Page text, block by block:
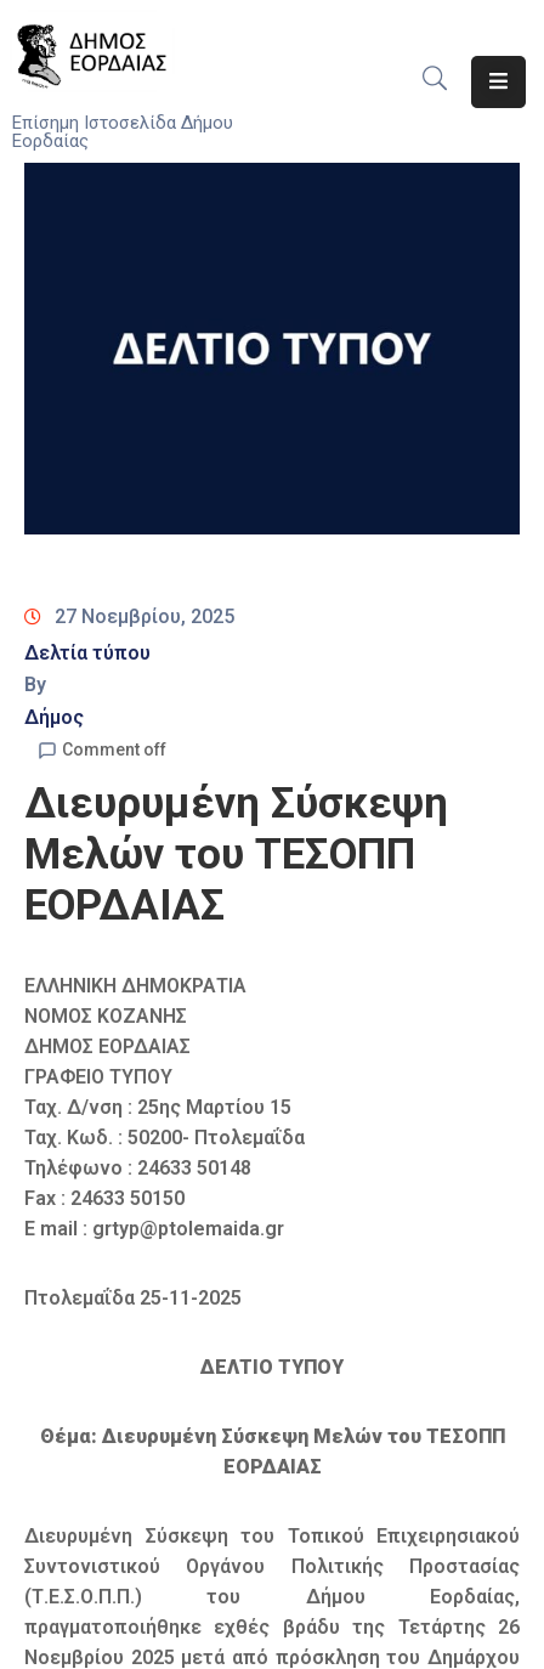
Επίσημη Ιστοσελίδα Δήμου
Εορδαίας
Ο
27 Νοεμβρίου, 2025
Δελτία τύπου
By
Δήμος
Comment off
Διευρυμένη Σύσκεψη
Μελών του ΤΕΣΟΠΠ
ΕΟΡΔΑΙΑΣ
ΕΛΛΗΝΙΚΗ ΔΗΜΟΚΡΑΤΙΑ
ΝΟΜΟΣ ΚΟΖΑΝΗΣ
ΔΗΜΟΣ ΕΟΡΔΑΙΑΣ
ΓΡΑΦΕΙΟ ΤΥΠΟΥ
Ταχ. Δ/νση : 25ης Μαρτίου 15
Ταχ. Κωδ. : 50200- Πτολεμαΐδα
Τηλέφωνο : 24633 50148
Fax : 24633 50150
E mail : grtyp@ptolemaida.gr
Πτολεμαΐδα 25-11-2025
ΔΕΛΤΙΟ ΤΥΠΟΥ
Θέμα: Διευρυμένη Σύσκεψη Μελών του ΤΕΣΟΠΠ
ΕΟΡΔΑΙΑΣ
Διευρυμένη Σύσκεψη του Τοπικού Επιχειρησιακού
Συντονιστικού Οργάνου Πολιτικής Προστασίας
(Τ.Ε.Σ.Ο.Π.Π.) του Δήμου Εορδαίας,
πραγματοποιήθηκε εχθές βράδυ της Τετάρτης 26
Νοεμβρίου 2025 μετά από πρόσκληση του Δημάρχου